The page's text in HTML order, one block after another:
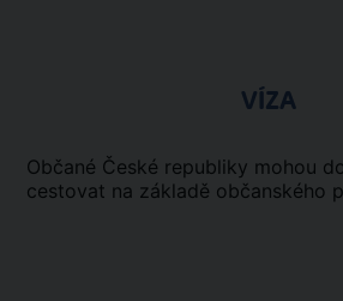
VÍZA
Občané České republiky mohou
cestovat na základě občanského